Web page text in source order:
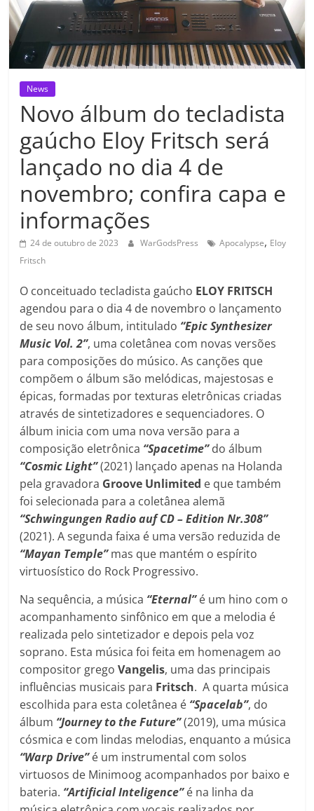
News
Novo álbum do tecladista
gaúcho Eloy Fritsch será
lançado no dia 4 de
novembro; confira capa e
informações
24 de outubro de 2023 WarGodsPress Apocalypse, Eloy
Fritsch
O conceituado tecladista gaúcho ELOY FRITSCH
agendou para o dia 4 de novembro o lançamento
de seu novo álbum, intitulado “Epic Synthesizer
Music Vol. 2”, uma coletânea com novas versões
para composições do músico. As canções que
compõem o álbum são melódicas, majestosas e
épicas, formadas por texturas eletrônicas criadas
através de sintetizadores e sequenciadores. O
álbum inicia com uma nova versão para a
composição eletrônica “Spacetime”do álbum
“Cosmic Light”(2021) lançado apenas na Holanda
pela gravadora Groove Unlimited e que também
foi selecionada para a coletânea alemã
“Schwingungen Radio auf CD – Edition Nr.308”
(2021). A segunda faixa é uma versão reduzida de
“Mayan Temple”mas que mantém o espírito
virtuosístico do Rock Progressivo.
Na sequência, a música “Eternal”é um hino com o
acompanhamento sinfônico em que a melodia é
realizada pelo sintetizador e depois pela voz
soprano. Esta música foi feita em homenagem ao
compositor gregoVangelis, uma das principais
influências musicais para Fritsch. A quarta música
escolhida para esta coletânea é “Spacelab”, do
álbum “Journey to the Future”(2019), uma música
cósmica e com lindas melodias, enquanto a música
“Warp Drive”é um instrumental com solos
virtuosos de Minimoog acompanhados por baixo e
bateria. “Artificial Inteligence”é na linha da